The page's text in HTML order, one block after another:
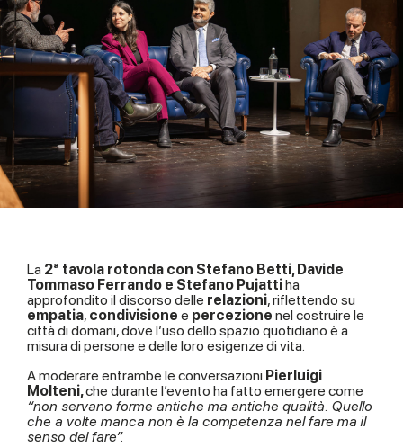
La 2ª tavola rotonda con Stefano Betti, Davide
Tommaso Ferrando e Stefano Pujattiha
approfondito il discorso delle relazioni, riflettendo su
empatia, condivisione e percezione nel costruire le
città di domani, dove l’uso dello spazio quotidiano è a
misura di persone e delle loro esigenze di vita.
A moderare entrambe le conversazioni Pierluigi
Molteni,che durante l’evento ha fatto emergere come
“non servano forme antiche ma antiche qualità. Quello
che a volte manca non è la competenza nel fare ma il
senso del fare”.